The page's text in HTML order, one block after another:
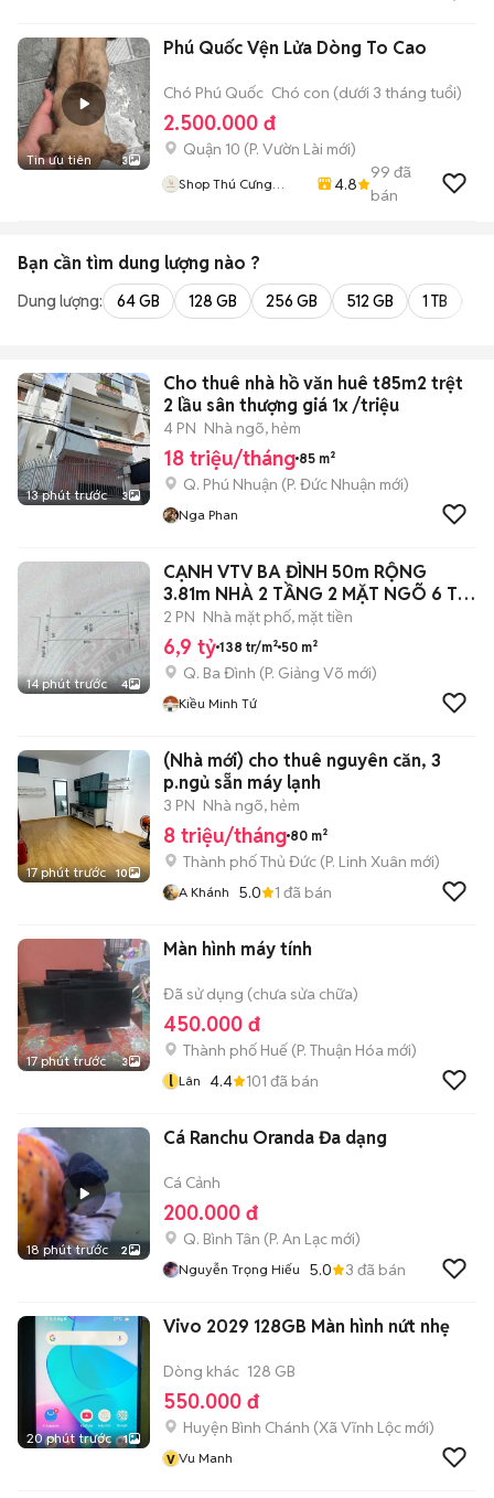
Tin ưu tiên 3
Phú Quốc Vện Lửa Dòng To Cao
Chó Phú Quốc Chó con (dưới 3 tháng tuổi)
2.500.000 đ
Quận 10 (P. Vườn Lài mới)
Shop Thú Cưng
4.8
99 đã
bán
Bạn cần tìm dung lượng nào ?
Dung lượng: 64 GB 128 GB 256 GB 512 GB 1 TB
13 phút trước 3
Cho thuê nhà hồ văn huê t85m2 trệt
2 lầu sân thượng giá 1x /triệu
4 PN Nhà ngõ, hẻm
18 triệu/tháng 85 m²
Q. Phú Nhuận (P. Đức Nhuận mới)
Nga Phan
14 phút trước 4
CẠNH VTV BA ĐÌNH 50m RỘNG
3.81m NHÀ 2 TẦNG 2 MẶT NGÕ 6 Ty
9
2 PN Nhà mặt phố, mặt tiền
6,9 tỷ 138 tr/m² 50 m²
Q. Ba Đình (P. Giảng Võ mới)
Kiều Minh Tứ
17 phút trước 10
(Nhà mới) cho thuê nguyên căn, 3
p.ngủ sẵn máy lạnh
3 PN Nhà ngõ, hẻm
8 triệu/tháng 80 m²
Thành phố Thủ Đức (P. Linh Xuân mới)
A Khánh 5.0 1 đã bán
17 phút trước 3
Màn hình máy tính
Đã sử dụng (chưa sửa chữa)
450.000 đ
Thành phố Huế (P. Thuận Hóa mới)
l Lân 4.4 101 đã bán
18 phút trước 2
Cá Ranchu Oranda Đa dạng
Cá Cảnh
200.000 đ
Q. Bình Tân (P. An Lạc mới)
Nguyễn Trọng Hiếu 5.0 3 đã bán
20 phút trước 1
Vivo 2029 128GB Màn hình nứt nhẹ
Dòng khác 128 GB
550.000 đ
Huyện Bình Chánh (Xã Vĩnh Lộc mới)
v Vu Manh